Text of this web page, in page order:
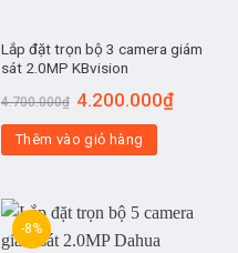
Lắp đặt trọn bộ 3 camera giám
sát 2.0MP KBvision
4.700.000₫ 4.200.000₫
Thêm vào giỏ hàng
-8%